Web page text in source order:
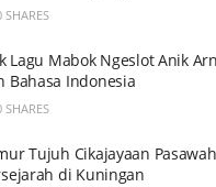
SHARES
Lagu Mabok Ngeslot Anik
Bahasa Indonesia
SHARES
Tujuh Cikajayaan
di Kuningan